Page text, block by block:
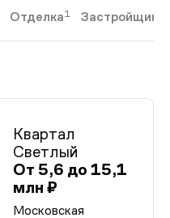
Отделка1 Застройщики
Квартал
Светлый
От 5,6 до 15,1
млн ₽
Московская